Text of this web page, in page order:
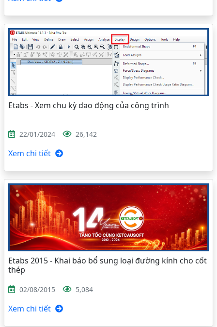
Etabs - Xem chu kỳ dao động của công trình
22/01/2024 26,142
Xem chi tiết
Etabs 2015 - Khai báo bổ sung loại đường kính cho cốt
thép
02/08/2015 5,084
Xem chi tiết